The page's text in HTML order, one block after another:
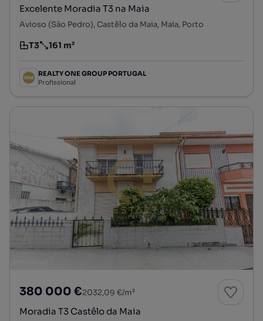
Excelente Moradia T3 na Maia
Avioso (São Pedro), Castêlo da Maia, Maia, Porto
Tipologia
T3
Preço por metro quadrado
161 m²
REALTY ONE GROUP PORTUGAL
Profissional
380 000 €2032,09 €/m²
Moradia T3 Castêlo da Maia